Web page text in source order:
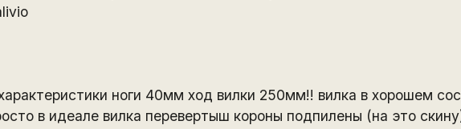
ноги 40мм ход вилки 250мм!! вилка в хорошем
в идеале вилка перевертыш короны подпилены (на это